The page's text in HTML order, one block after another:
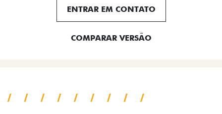
ENTRAR EM CONTATO
COMPARAR VERSÃO